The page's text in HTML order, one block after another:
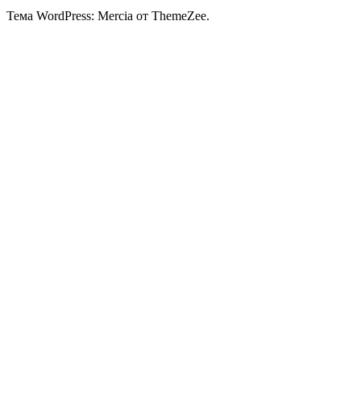
Тема WordPress: Mercia от ThemeZee.